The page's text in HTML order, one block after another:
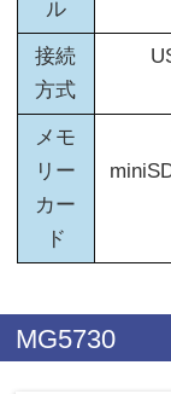
ル
接続
方式
メモ
リー
カー
ド
MG5730